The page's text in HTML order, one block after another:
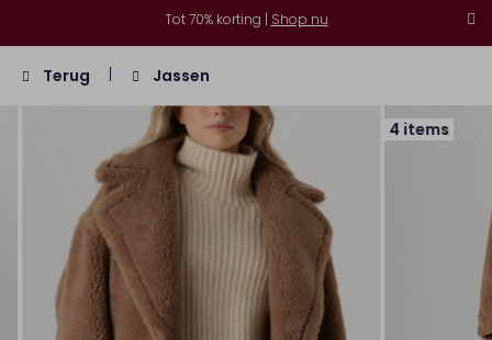
Tot 70% korting | Shop nu
Terug Jassen
4 items